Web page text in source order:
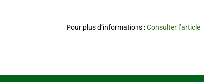
Pour plus d’informations :Consulter l’article